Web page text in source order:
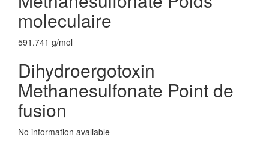
moleculaire
591.741 g/mol
Dihydroergotoxin
Methanesulfonate Point de
fusion
No information avaliable